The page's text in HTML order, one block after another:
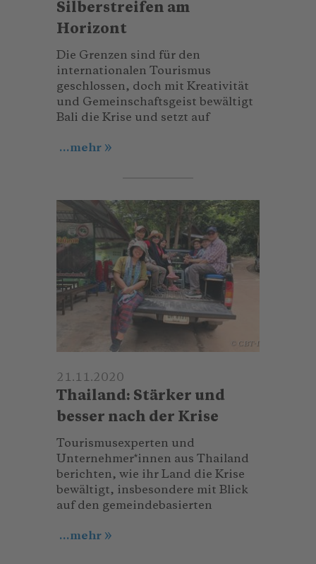
Silberstreifen am
Horizont
Die Grenzen sind für den
internationalen Tourismus
geschlossen, doch mit Kreativität
und Gemeinschaftsgeist bewältigt
Bali die Krise und setzt auf
...mehr
© CBT-I
21.11.2020
Thailand: Stärker und
besser nach der Krise
Tourismusexperten und
Unternehmer*innen aus Thailand
berichten, wie ihr Land die Krise
bewältigt, insbesondere mit Blick
auf den gemeindebasierten
...mehr